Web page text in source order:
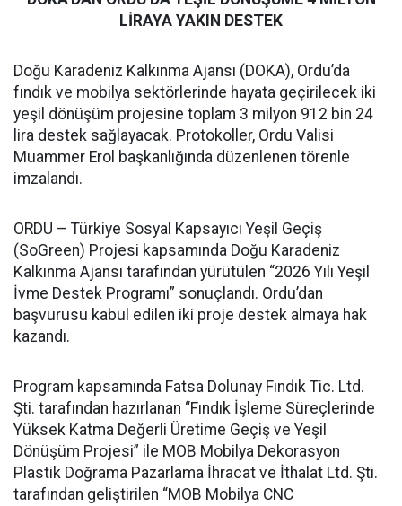
LİRAYA YAKIN DESTEK
Doğu Karadeniz Kalkınma Ajansı (DOKA), Ordu’da
fındık ve mobilya sektörlerinde hayata geçirilecek iki
yeşil dönüşüm projesine toplam 3 milyon 912 bin 24
lira destek sağlayacak. Protokoller, Ordu Valisi
Muammer Erol başkanlığında düzenlenen törenle
imzalandı.
ORDU – Türkiye Sosyal Kapsayıcı Yeşil Geçiş
(SoGreen) Projesi kapsamında Doğu Karadeniz
Kalkınma Ajansı tarafından yürütülen “2026 Yılı Yeşil
İvme Destek Programı” sonuçlandı. Ordu’dan
başvurusu kabul edilen iki proje destek almaya hak
kazandı.
Program kapsamında Fatsa Dolunay Fındık Tic. Ltd.
Şti. tarafından hazırlanan “Fındık İşleme Süreçlerinde
Yüksek Katma Değerli Üretime Geçiş ve Yeşil
Dönüşüm Projesi” ile MOB Mobilya Dekorasyon
Plastik Doğrama Pazarlama İhracat ve İthalat Ltd. Şti.
tarafından geliştirilen “MOB Mobilya CNC